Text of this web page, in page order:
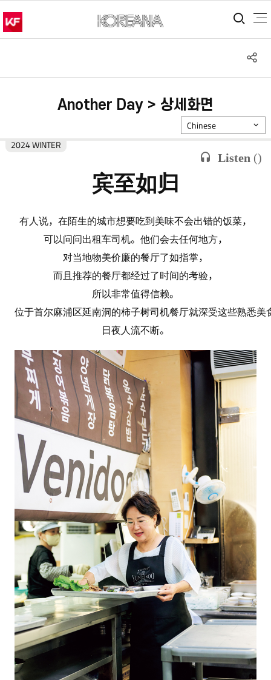
통
Another Day > 상세화면
Listen ()
2024 WINTER
Chinese
宾至如归
有人说，在陌生的城市想要吃到美味不会出错的饭菜，
可以问问出租车司机。他们会去任何地方，
对当地物美价廉的餐厅了如指掌，
而且推荐的餐厅都经过了时间的考验，
所以非常值得信赖。
位于首尔麻浦区延南洞的柿子树司机餐厅就深受这些熟悉美
日夜人流不断。